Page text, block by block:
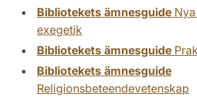
Bibliotekets ämnesguide
exegetik
Bibliotekets ämnesguide
Bibliotekets ämnesguide
Religionsbeteendevetenskap